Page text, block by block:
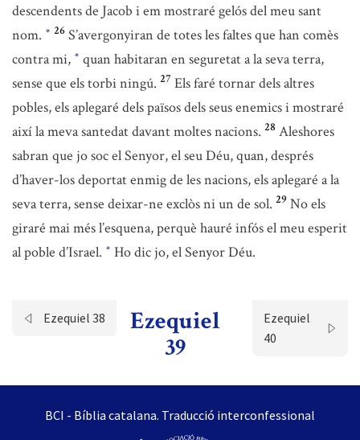
descendents de Jacob i em mostraré gelós del meu sant
nom. * 26 S’avergonyiran de totes les faltes que han comès
contra mi, * quan habitaran en seguretat a la seva terra,
sense que els torbi ningú. 27 Els faré tornar dels altres
pobles, els aplegaré dels països dels seus enemics i mostraré
així la meva santedat davant moltes nacions. 28 Aleshores
sabran que jo soc el Senyor, el seu Déu, quan, després
d’haver-los deportat enmig de les nacions, els aplegaré a la
seva terra, sense deixar-ne exclòs ni un de sol. 29 No els
giraré mai més l’esquena, perquè hauré infós el meu esperit
al poble d’Israel. * Ho dic jo, el Senyor Déu.
Ezequiel 38
Ezequiel
39
Ezequiel
40
BCI - Bíblia catalana. Traducció interconfessional